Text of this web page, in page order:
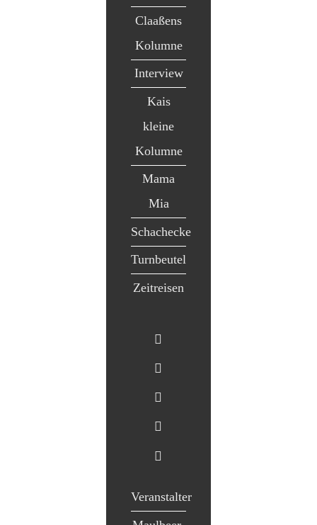
Claaßens
Kolumne
Interview
Kais
kleine
Kolumne
Mama
Mia
Schachecke
Turnbeutel
Zeitreisen
Veranstalter